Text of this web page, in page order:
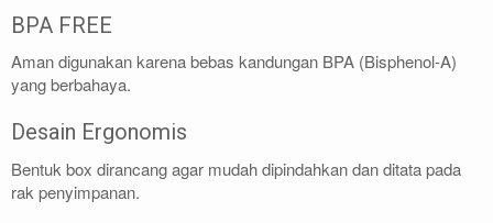
BPA FREE
Aman digunakan karena bebas kandungan BPA (Bisphenol-A)
yang berbahaya.
Desain Ergonomis
Bentuk box dirancang agar mudah dipindahkan dan ditata pada
rak penyimpanan.